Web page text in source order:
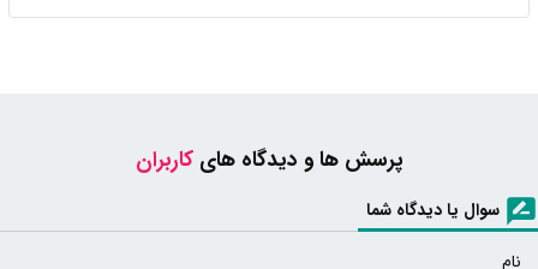
پرسش ها و دیدگاه هایکاربران
سوال یا دیدگاه شما
نام